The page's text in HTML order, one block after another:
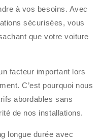
à vos besoins. Avec
sécurisées, vous
que votre voiture
facteur important lors
C’est pourquoi nous
abordables sans
de nos installations.
longue durée avec